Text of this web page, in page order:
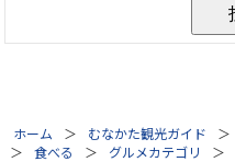
ホーム むなかた観光ガイド
食べる
グルメカテゴリ